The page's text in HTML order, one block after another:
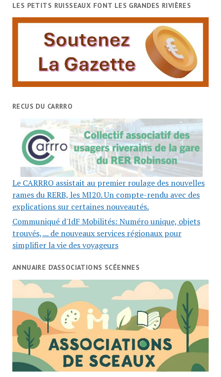
LES PETITS RUISSEAUX FONT LES GRANDES RIVIÈRES
RECUS DU CARRRO
Le CARRRO assistait au premier roulage des nouvelles
rames du RERB, les MI20. Un compte-rendu avec des
explications sur certaines nouveautés.
Communiqué d'IdF Mobilités: Numéro unique, objets
trouvés, ... de nouveaux services régionaux pour
simplifier la vie des voyageurs
ANNUAIRE D’ASSOCIATIONS SCÉENNES